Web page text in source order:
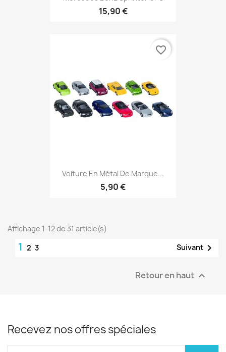
15,90 €
Voiture En Métal De Marque...
5,90 €
favorite_border
Affichage 1-12 de 31 article(s)
1 2 3 Suivant 
Retour en haut 
Recevez nos offres spéciales